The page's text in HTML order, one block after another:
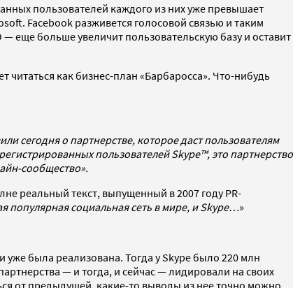
пользователей каждого из них уже превышает
Facebook разживется голосовой связью и таким
еще больше увеличит пользовательскую базу и оставит
читаться как бизнес-план «Барбаросса». Что-нибудь
сегодня о партнерстве, которое даст пользователям
пользователей Skype™, это партнерство
сообщество».
реальный текст, выпущенный в 2007 году PR-
популярная социальная сеть в мире, и Skype…»
была реализована. Тогда у Skype было 220 млн
— и тогда, и сейчас — лидировали на своих
от предыдущей, какие-то выводы из нее точно можно